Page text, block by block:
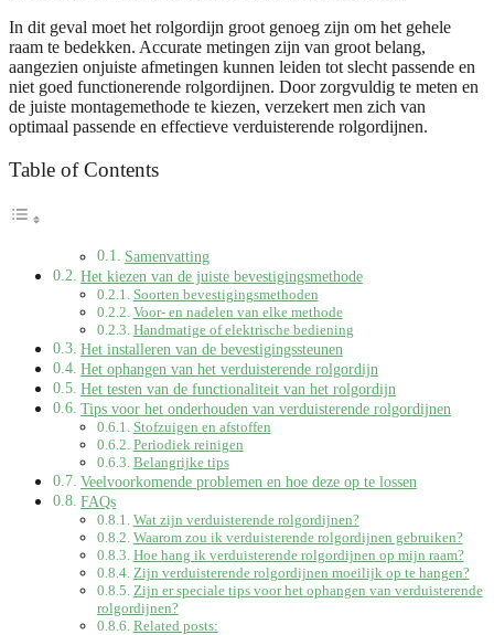
In dit geval moet het rolgordijn groot genoeg zijn om het gehele
raam te bedekken. Accurate metingen zijn van groot belang,
aangezien onjuiste afmetingen kunnen leiden tot slecht passende en
niet goed functionerende rolgordijnen. Door zorgvuldig te meten en
de juiste montagemethode te kiezen, verzekert men zich van
optimaal passende en effectieve verduisterende rolgordijnen.
Table of Contents
Samenvatting
Het kiezen van de juiste bevestigingsmethode
Soorten bevestigingsmethoden
Voor- en nadelen van elke methode
Handmatige of elektrische bediening
Het installeren van de bevestigingssteunen
Het ophangen van het verduisterende rolgordijn
Het testen van de functionaliteit van het rolgordijn
Tips voor het onderhouden van verduisterende rolgordijnen
Stofzuigen en afstoffen
Periodiek reinigen
Belangrijke tips
Veelvoorkomende problemen en hoe deze op te lossen
FAQs
Wat zijn verduisterende rolgordijnen?
Waarom zou ik verduisterende rolgordijnen gebruiken?
Hoe hang ik verduisterende rolgordijnen op mijn raam?
Zijn verduisterende rolgordijnen moeilijk op te hangen?
Zijn er speciale tips voor het ophangen van verduisterende
rolgordijnen?
Related posts: